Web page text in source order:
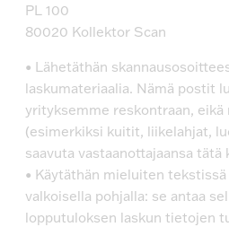
PL 100
80020 Kollektor Scan
• Lähetäthän
laskumateriaalia. Nämä postit
yrityksemme reskontraan, eikä
(esimerkiksi kuitit, liikelahjat,
saavuta vastaanottajaansa tätä
• Käytäthän mieluiten
valkoisella pohjalla: se antaa
lopputuloksen laskun tietojen